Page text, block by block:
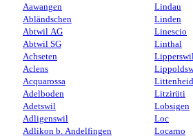
Aawangen
Abländschen
Abtwil AG
Abtwil SG
Achseten
Aclens
Acquarossa
Adelboden
Adetswil
Adligenswil
Adlikon b. Andelfingen
Lindau
Linden
Linescio
Linthal
Lipperswil
Littenheid
Litzirüti
Lobsigen
Loc
Locarno